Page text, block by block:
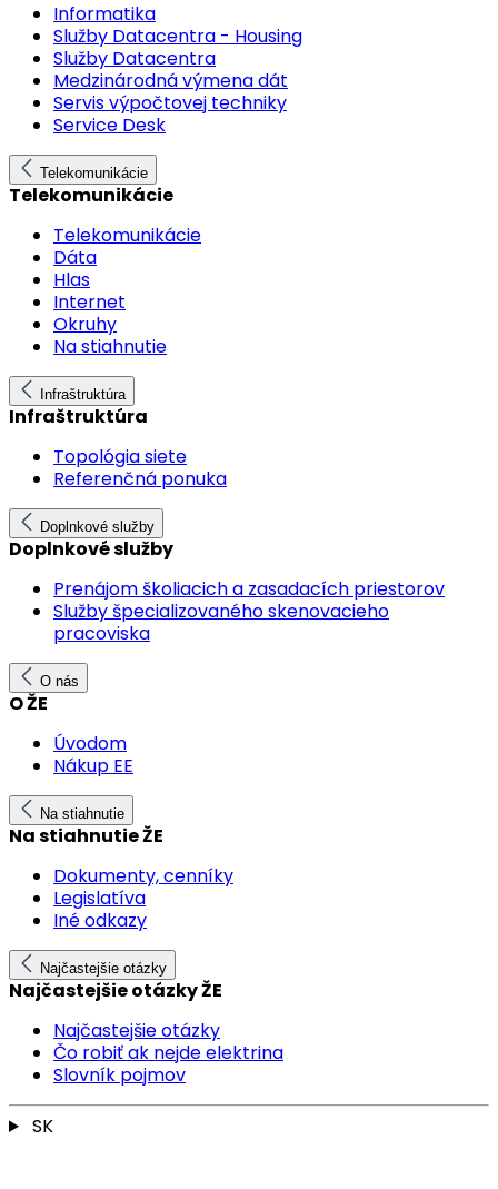
Informatika
Služby Datacentra - Housing
Služby Datacentra
Medzinárodná výmena dát
Servis výpočtovej techniky
Service Desk
Telekomunikácie
Telekomunikácie
Telekomunikácie
Dáta
Hlas
Internet
Okruhy
Na stiahnutie
Infraštruktúra
Infraštruktúra
Topológia siete
Referenčná ponuka
Doplnkové služby
Doplnkové služby
Prenájom školiacich a zasadacích priestorov
Služby špecializovaného skenovacieho
pracoviska
O nás
O ŽE
Úvodom
Nákup EE
Na stiahnutie
Na stiahnutie ŽE
Dokumenty, cenníky
Legislatíva
Iné odkazy
Najčastejšie otázky
Najčastejšie otázky ŽE
Najčastejšie otázky
Čo robiť ak nejde elektrina
Slovník pojmov
SK